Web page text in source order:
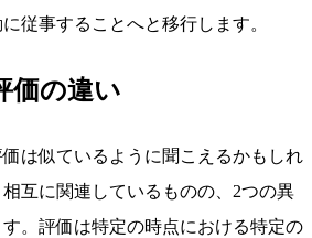
従事することへと移行します。
価の違い
は似ているように聞こえるかもしれ
互に関連しているものの、2つの異
。評価は特定の時点における特定の